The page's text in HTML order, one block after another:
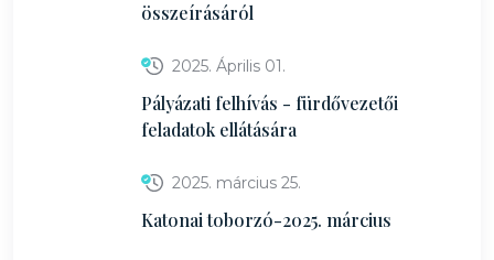
összeírásáról
2025. Április 01.
Pályázati felhívás - fürdővezetői
feladatok ellátására
2025. március 25.
Katonai toborzó-2025. március